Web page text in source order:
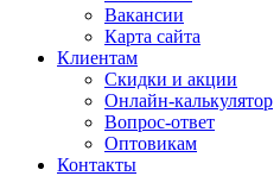
Вакансии
Карта сайта
Клиентам
Скидки и акции
Онлайн-калькулятор
Вопрос-ответ
Оптовикам
Контакты